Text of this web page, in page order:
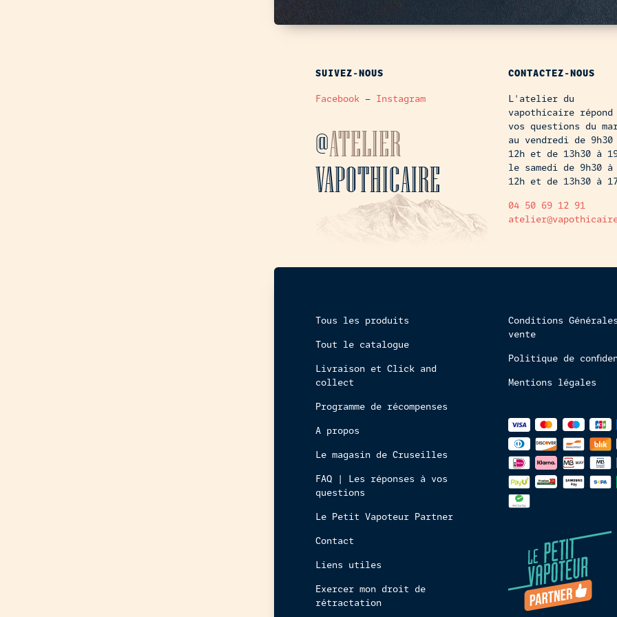
SUIVEZ-NOUS
Facebook – Instagram
@ATELIER
VAPOTHICAIRE
CONTACTEZ-NOUS
L'atelier du
vapothicaire répond
vos questions du
au vendredi de 9h30
12h et de 13h30 à
le samedi de 9h30 à
12h et de 13h30 à
04 50 69 12 91
Tous les produits
Tout le catalogue
Livraison et Click and
collect
Programme de récompenses
A propos
Le magasin de Cruseilles
FAQ | Les réponses à vos
questions
Le Petit Vapoteur Partner
Contact
Liens utiles
Exercer mon droit de
rétractation
Conditions
vente
Politique de
Mentions légales
Méthodes
de
paiements